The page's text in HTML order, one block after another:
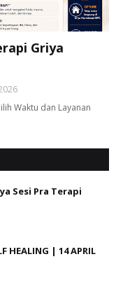
Griya
Waktu dan Layanan
Sesi Pra Terapi
HEALING | 14 APRIL